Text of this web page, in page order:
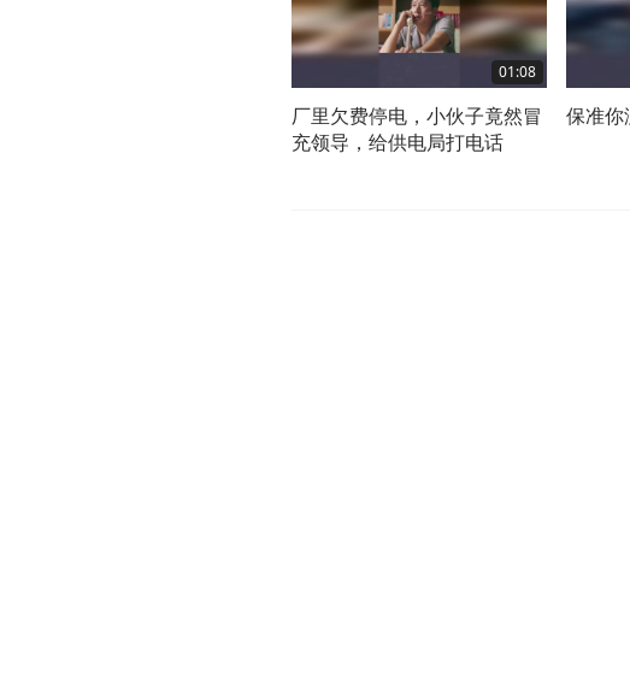
01:08
厂里欠费停电，小伙子竟然冒
充领导，给供电局打电话
保准你